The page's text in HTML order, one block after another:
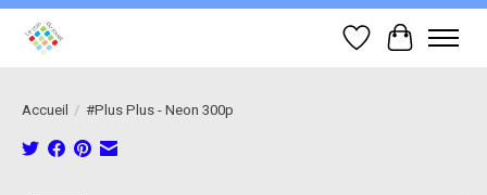
Liste dePanier
Accueil / #Plus Plus - Neon 300p